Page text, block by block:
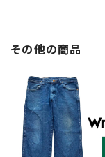
その他の商品